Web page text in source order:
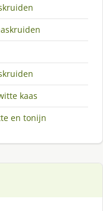
kaas
en tonijn